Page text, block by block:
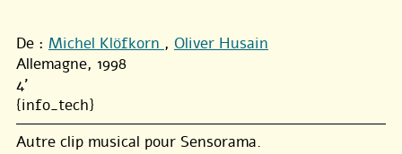
De : Michel Klöfkorn , Oliver Husain
Allemagne, 1998
4'
{info_tech}
Autre clip musical pour Sensorama.